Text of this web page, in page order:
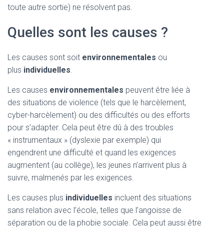
toute autre sortie) ne résolvent pas.
Quelles sont les causes ?
Les causes sont soit environnementales ou
plus individuelles.
Les causes environnementales peuvent être liée à
des situations de violence (tels que le harcèlement,
cyber-harcèlement) ou des difficultés ou des efforts
pour s’adapter. Cela peut être dû à des troubles
« instrumentaux » (dyslexie par exemple) qui
engendrent une difficulté et quand les exigences
augmentent (au collège), les jeunes n’arrivent plus à
suivre, malmenés par les exigences.
Les causes plus individuelles incluent des situations
sans relation avec l’école, telles que l’angoisse de
séparation ou de la phobie sociale. Cela peut aussi être